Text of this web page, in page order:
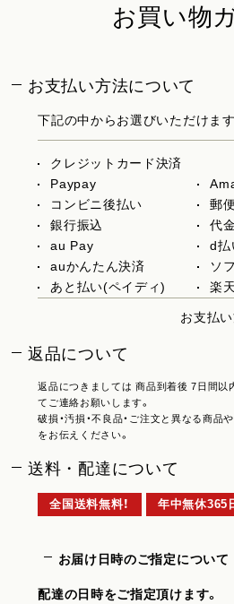
お買い物
お支払い方法について
下記の中からお選びいただけます
クレジットカード決済
Paypay
コンビニ後払い
郵
銀行振込
代
au Pay
d払
auかんたん決済
ソ
あと払い(ペイディ)
楽
お支払
返品について
返品につきましては 商品到着後 7日間以
てご連絡お願いします。
破損・汚損・不良品・ご注文と異なる商品
をお伝えください。
送料・配達について
全国送料無料！ 年中無休365
お届け日時のご指定について
配達の日時をご指定頂けます。